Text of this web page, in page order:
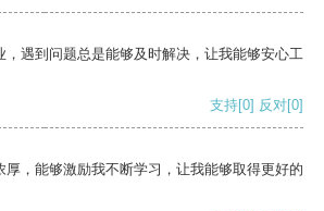
，遇到问题总是能够及时解决，让我能够安心工
支持[0] 反对[0]
厚，能够激励我不断学习，让我能够取得更好的